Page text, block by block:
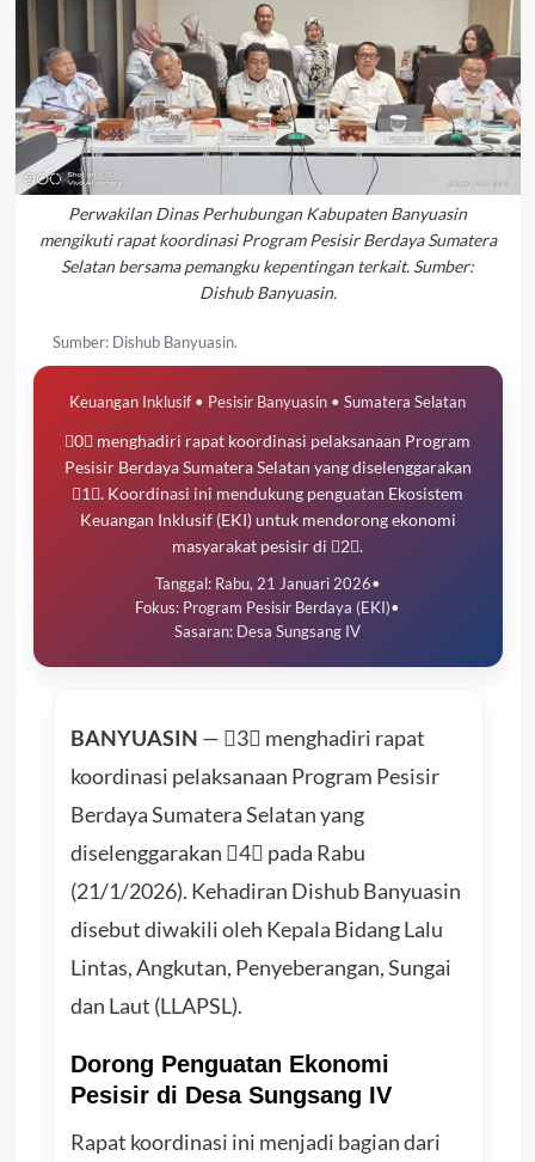
Perwakilan Dinas Perhubungan Kabupaten Banyuasin
mengikuti rapat koordinasi Program Pesisir Berdaya Sumatera
Selatan bersama pemangku kepentingan terkait. Sumber:
Dishub Banyuasin.
Sumber: Dishub Banyuasin.
Keuangan Inklusif • Pesisir Banyuasin • Sumatera Selatan
0 menghadiri rapat koordinasi pelaksanaan Program
Pesisir Berdaya Sumatera Selatan yang diselenggarakan
1. Koordinasi ini mendukung penguatan Ekosistem
Keuangan Inklusif (EKI) untuk mendorong ekonomi
masyarakat pesisir di 2.
Tanggal: Rabu, 21 Januari 2026•
Fokus: Program Pesisir Berdaya (EKI)•
Sasaran: Desa Sungsang IV
BANYUASIN — 3 menghadiri rapat
koordinasi pelaksanaan Program Pesisir
Berdaya Sumatera Selatan yang
diselenggarakan 4 pada Rabu
(21/1/2026). Kehadiran Dishub Banyuasin
disebut diwakili oleh Kepala Bidang Lalu
Lintas, Angkutan, Penyeberangan, Sungai
dan Laut (LLAPSL).
Dorong Penguatan Ekonomi
Pesisir di Desa Sungsang IV
Rapat koordinasi ini menjadi bagian dari